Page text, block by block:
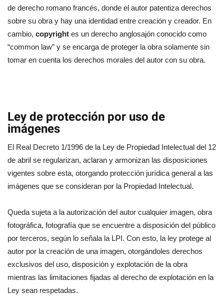
de derecho romano francés, donde el autor patentiza derechos
sobre su obra y hay una identidad entre creación y creador. En
cambio, copyright es un derecho anglosajón conocido como
“common law” y se encarga de proteger la obra solamente sin
tomar en cuenta los derechos morales del autor con su obra.
Ley de protección por uso de
imágenes
El Real Decreto 1/1996 de la Ley de Propiedad Intelectual del 12
de abril se regularizan, aclaran y armonizan las disposiciones
vigentes sobre esta, otorgando protección jurídica general a las
imágenes que se consideran por la Propiedad Intelectual.
Queda sujeta a la autorización del autor cualquier imagen, obra
fotográfica, fotografía que se encuentre a disposición del público
por terceros, según lo señala la LPI. Con esto, la ley protege al
autor por la creación de una imagen, otorgándoles derechos
exclusivos del uso, disposición y explotación de la obra
mientras las limitaciones fijadas al derecho de explotación en la
Ley sean respetadas.